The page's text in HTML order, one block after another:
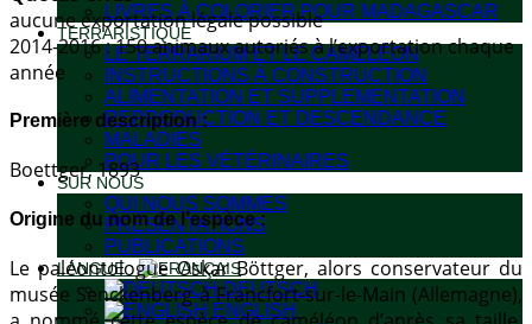
LIVRES À COLORIER POUR MADAGASCAR
TERRARISTIQUE
LE TERRARIUM ET LE CAMÉLÉON
INSTRUCTIONS À CONSTRUCTION
ALIMENTATION ET SUPPLEMENTATION
REPRODUCTION ET DESCENDANCE
MALADIES
POUR LES VÉTÉRINAIRES
SUR NOUS
QUI NOUS SOMMES
PRÉSENTATIONS
PUBLICATIONS
LANGUE :
DEUTSCH
ENGLISH
aucune exportation légale possible
2014-2016 : 150 animaux autoriés à l’exportation chaque
année
Première description :
Boettger, 1893
Origine du nom de l’espèce :
Le paléontologue Oskar Böttger, alors conservateur du
musée Senckenberg à Francfort-sur-le-Main (Allemagne),